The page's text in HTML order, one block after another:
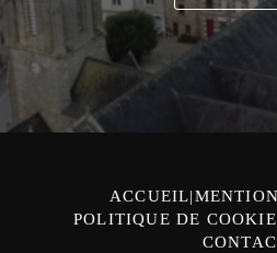
ACCUEIL
POLITIQUE DE